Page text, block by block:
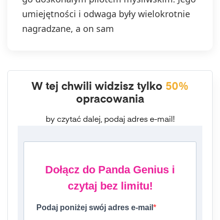
umiejętności i odwaga były wielokrotnie
nagradzane, a on sam
W tej chwili widzisz tylko 50%
opracowania
by czytać dalej, podaj adres e-mail!
Dołącz do Panda Genius i
czytaj bez limitu!
Podaj poniżej swój adres e-mail